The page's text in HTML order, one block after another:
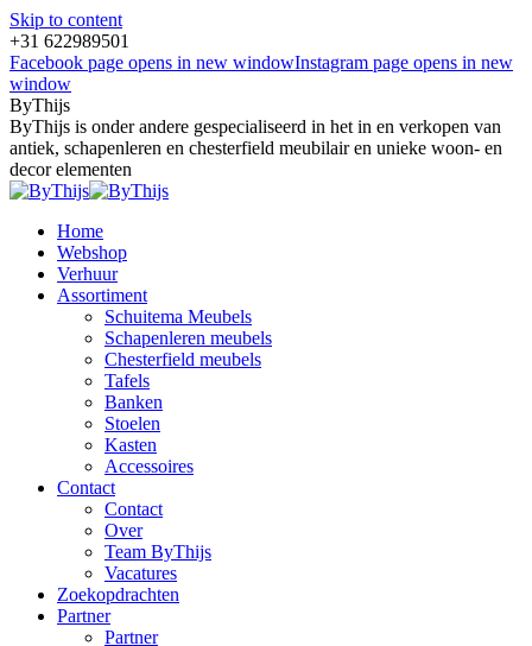
Skip to content
+31 622989501
Facebook page opens in new windowInstagram page opens in new
window
ByThijs
ByThijs is onder andere gespecialiseerd in het in en verkopen van
antiek, schapenleren en chesterfield meubilair en unieke woon- en
decor elementen
Home
Webshop
Verhuur
Assortiment
Schuitema Meubels
Schapenleren meubels
Chesterfield meubels
Tafels
Banken
Stoelen
Kasten
Accessoires
Contact
Contact
Over
Team ByThijs
Vacatures
Zoekopdrachten
Partner
Partner